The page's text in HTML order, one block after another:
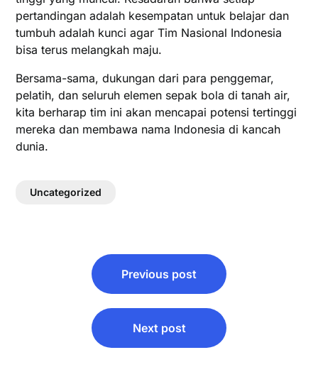
pertandingan adalah kesempatan untuk belajar dan
tumbuh adalah kunci agar Tim Nasional Indonesia
bisa terus melangkah maju.
Bersama-sama, dukungan dari para penggemar,
pelatih, dan seluruh elemen sepak bola di tanah air,
kita berharap tim ini akan mencapai potensi tertinggi
mereka dan membawa nama Indonesia di kancah
dunia.
Uncategorized
navigation
Previous post
Next post